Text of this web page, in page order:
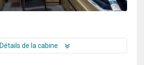
Détails de la cabine